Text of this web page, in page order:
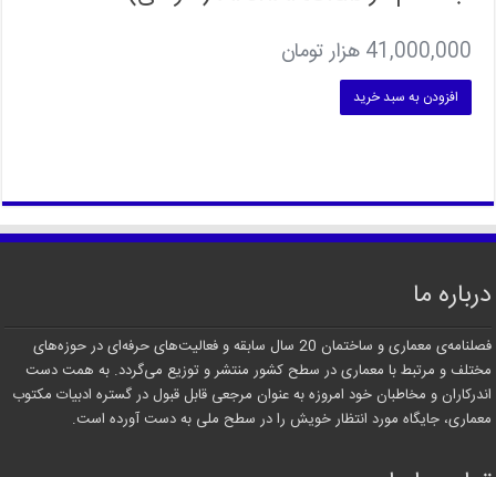
41,000,000 هزار تومان
افزودن به سبد خرید
درباره ما
فصلنامه‌ی معماری و ساختمان 20 سال سابقه و فعالیت‌های حرفه‌ای در حوزه‌های
مختلف و مرتبط با معماری در سطح کشور منتشر و توزیع می‌گردد. به همت دست
اندرکاران و مخاطبان خود امروزه به عنوان مرجعی قابل قبول در گستره ادبیات مکتوب
معماری، جایگاه مورد انتظار خویش را در سطح ملی به دست آورده است.